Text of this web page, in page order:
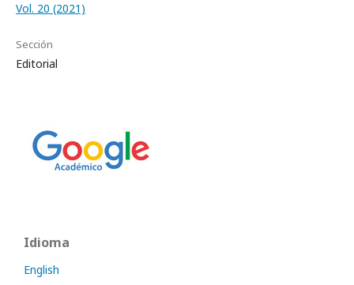
Vol. 20 (2021)
Sección
Editorial
Idioma
English